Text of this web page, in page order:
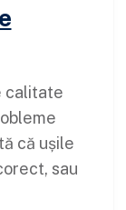
calitate
că ușile
sau